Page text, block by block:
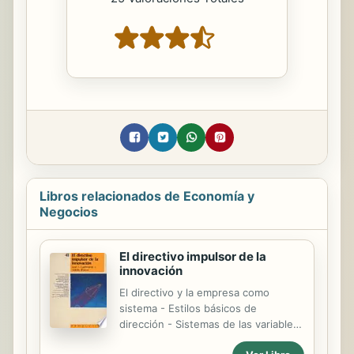
Libros relacionados de Economía y
Negocios
El directivo impulsor de la
innovación
El directivo y la empresa como
sistema - Estilos básicos de
dirección - Sistemas de las variables
de innovación - El proceso para